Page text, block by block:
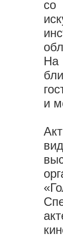
со
На
и